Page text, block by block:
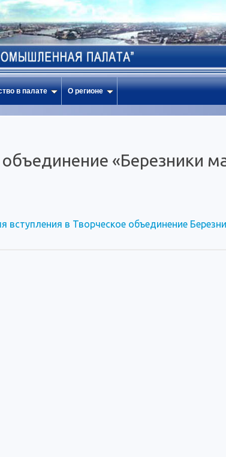
в палате О регионе
объединение «Березники
вступления в Творческое объединение